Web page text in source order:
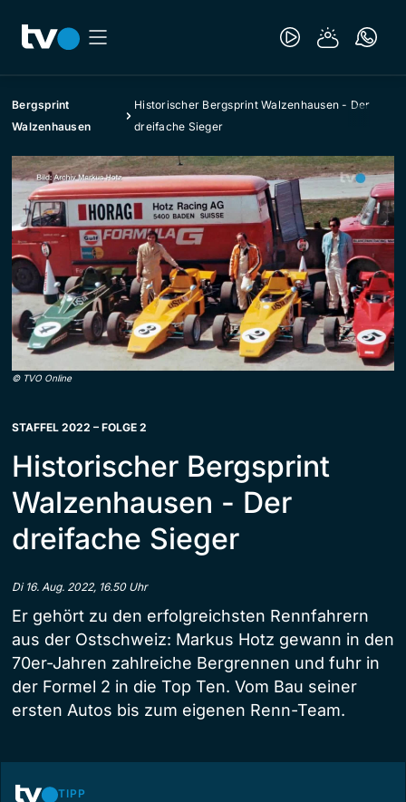
Bergsprint
Walzenhausen
Historischer Bergsprint Walzenhausen - Der
dreifache Sieger
© TVO Online
STAFFEL 2022 – FOLGE 2
Historischer Bergsprint
Walzenhausen - Der
dreifache Sieger
Di 16. Aug. 2022, 16.50 Uhr
Er gehört zu den erfolgreichsten Rennfahrern
aus der Ostschweiz: Markus Hotz gewann in den
70er-Jahren zahlreiche Bergrennen und fuhr in
der Formel 2 in die Top Ten. Vom Bau seiner
ersten Autos bis zum eigenen Renn-Team.
TIPP